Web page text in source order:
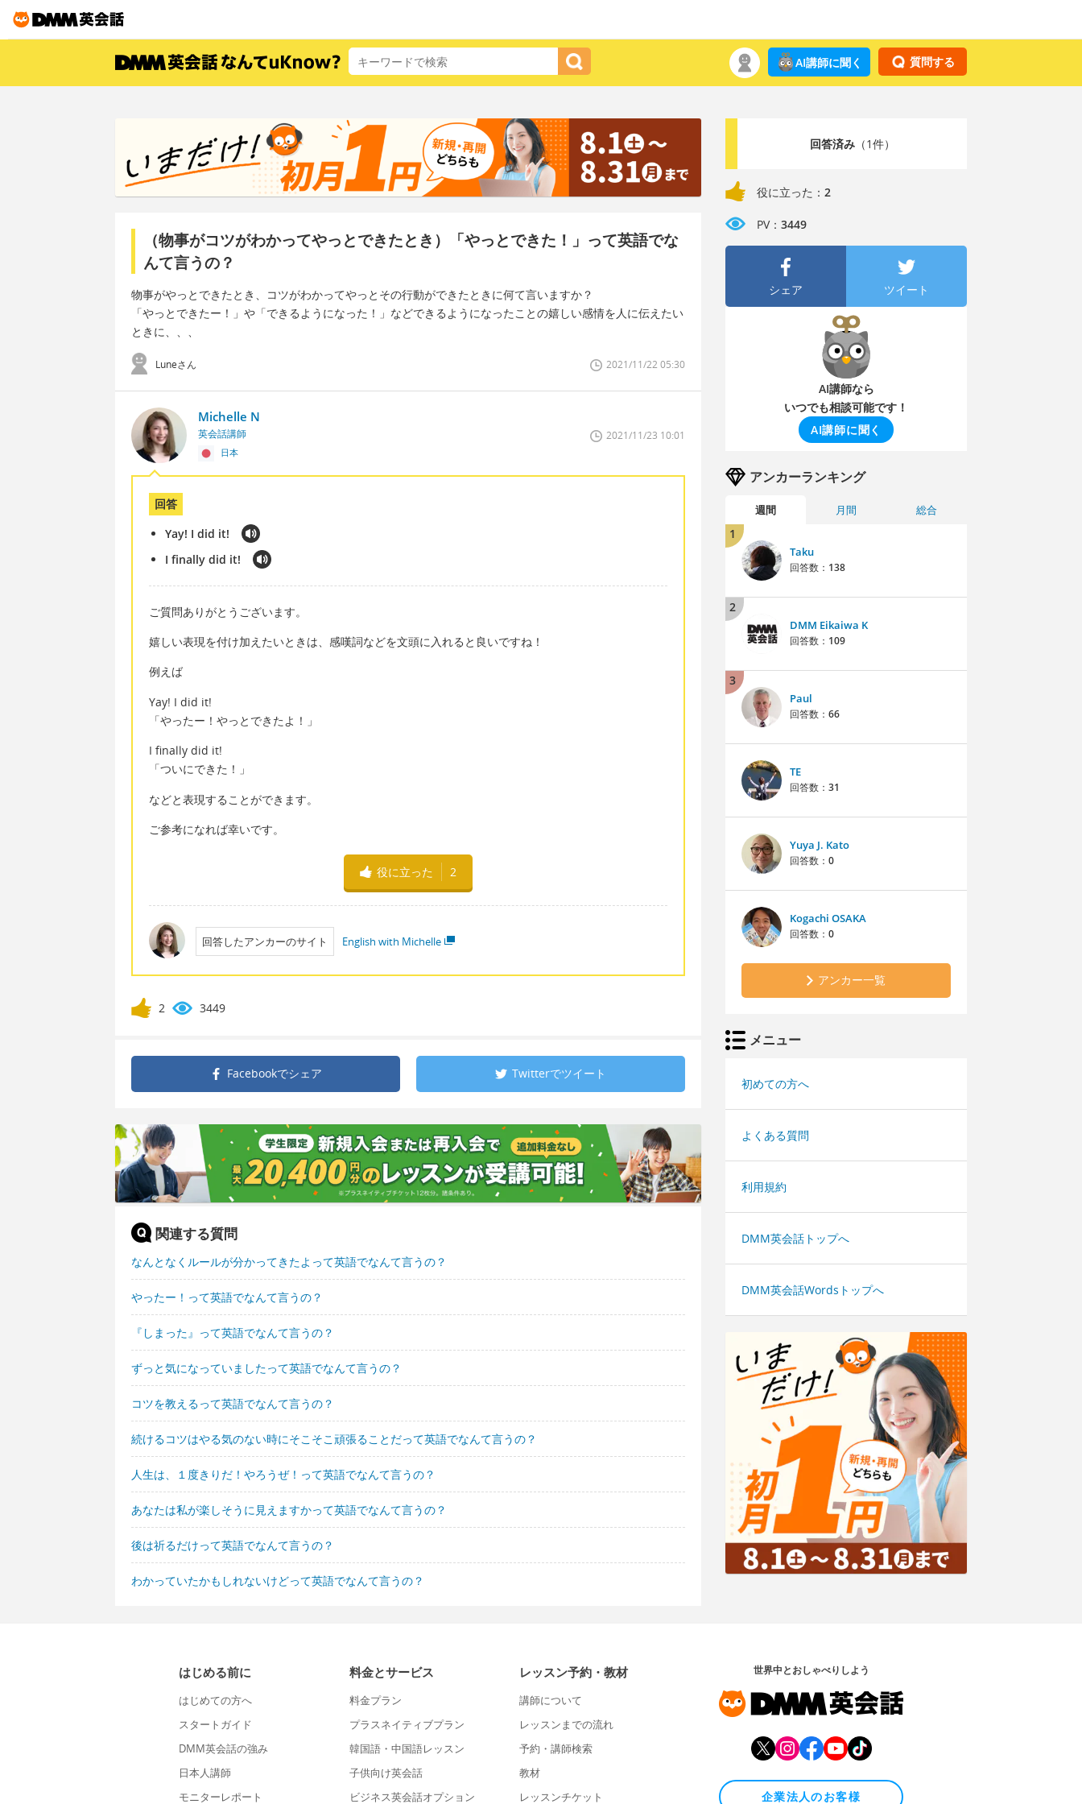
質問する
AI講師に聞く
（物事がコツがわかってやっとできたとき）「やっとできた！」って英語でな
んて言うの？
物事がやっとできたとき、コツがわかってやっとその行動ができたときに何て言いますか？
「やっとできたー！」や「できるようになった！」などできるようになったことの嬉しい感情を人に伝えたい
ときに、、、
Luneさん 2021/11/22 05:30
Michelle N
英会話講師
日本
2021/11/23 10:01
回答
Yay! I did it!
I finally did it!
ご質問ありがとうございます。
嬉しい表現を付け加えたいときは、感嘆詞などを文頭に入れると良いですね！
例えば
Yay! I did it!
「やったー！やっとできたよ！」
I finally did it!
「ついにできた！」
などと表現することができます。
ご参考になれば幸いです。
役に立った 2
回答したアンカーのサイト English with Michelle
2 3449
Facebookでシェア Twitterでツイート
関連する質問
なんとなくルールが分かってきたよって英語でなんて言うの？
やったー！って英語でなんて言うの？
『しまった』って英語でなんて言うの？
ずっと気になっていましたって英語でなんて言うの？
コツを教えるって英語でなんて言うの？
続けるコツはやる気のない時にそこそこ頑張ることだって英語でなんて言うの？
人生は、１度きりだ！やろうぜ！って英語でなんて言うの？
あなたは私が楽しそうに見えますかって英語でなんて言うの？
後は祈るだけって英語でなんて言うの？
わかっていたかもしれないけどって英語でなんて言うの？
回答済み（1件）
役に立った： 2
PV： 3449
シェア ツイート
AI講師なら
いつでも相談可能です！
AI講師に聞く
アンカーランキング
週間 月間 総合
1
Taku
回答数： 138
2
DMM Eikaiwa K
回答数： 109
3
Paul
回答数： 66
TE
回答数： 31
Yuya J. Kato
回答数： 0
Kogachi OSAKA
回答数： 0
アンカー一覧
メニュー
初めての方へ
よくある質問
利用規約
DMM英会話トップへ
DMM英会話Wordsトップへ
はじめる前に
はじめての方へ
スタートガイド
DMM英会話の強み
日本人講師
モニターレポート
料金とサービス
料金プラン
プラスネイティブプラン
韓国語・中国語レッスン
子供向け英会話
ビジネス英会話オプション
レッスン予約・教材
講師について
レッスンまでの流れ
予約・講師検索
教材
レッスンチケット
世界中とおしゃべりしよう
企業法人のお客様